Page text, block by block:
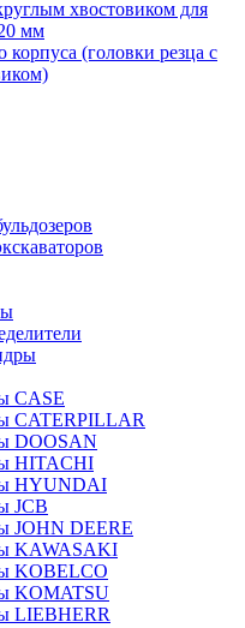
хвостовиком для
мм
(головки резца с
CASE
CATERPILLAR
DOOSAN
HITACHI
HYUNDAI
JCB
JOHN DEERE
KAWASAKI
KOBELCO
KOMATSU
LIEBHERR